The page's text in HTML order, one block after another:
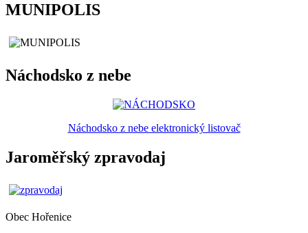
MUNIPOLIS
Náchodsko z nebe
Náchodsko z nebe elektronický listovač
Jaroměřský zpravodaj
Obec Hořenice